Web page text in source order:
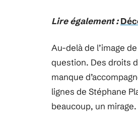
Lire également :
Au-delà de l’image
question. Des droits
manque
lignes de Stéphane
beaucoup, un mirage.